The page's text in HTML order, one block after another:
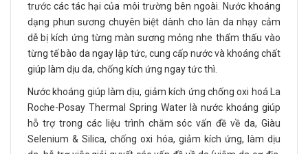
trước các tác hại của môi trường bên ngoài. Nước khoáng
dạng phun sương chuyên biệt dành cho làn da nhạy cảm
dễ bị kích ứng từng màn sương mỏng nhe thẩm thấu vào
từng tế bào da ngay lập tức, cung cấp nước và khoáng chất
giúp làm dịu da, chống kích ứng ngay tức thì.
Nước khoáng giúp làm dịu, giảm kích ứng chống oxi hoá La
Roche-Posay Thermal Spring Water là nước khoáng giúp
hỗ trợ trong các liệu trình chăm sóc vấn đề về da, Giàu
Selenium & Silica, chống oxi hóa, giảm kích ứng, làm dịu